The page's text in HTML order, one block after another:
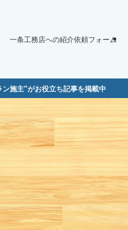
一条工務店への紹介依頼フォーム
施主"がお役立ち記事を掲載中